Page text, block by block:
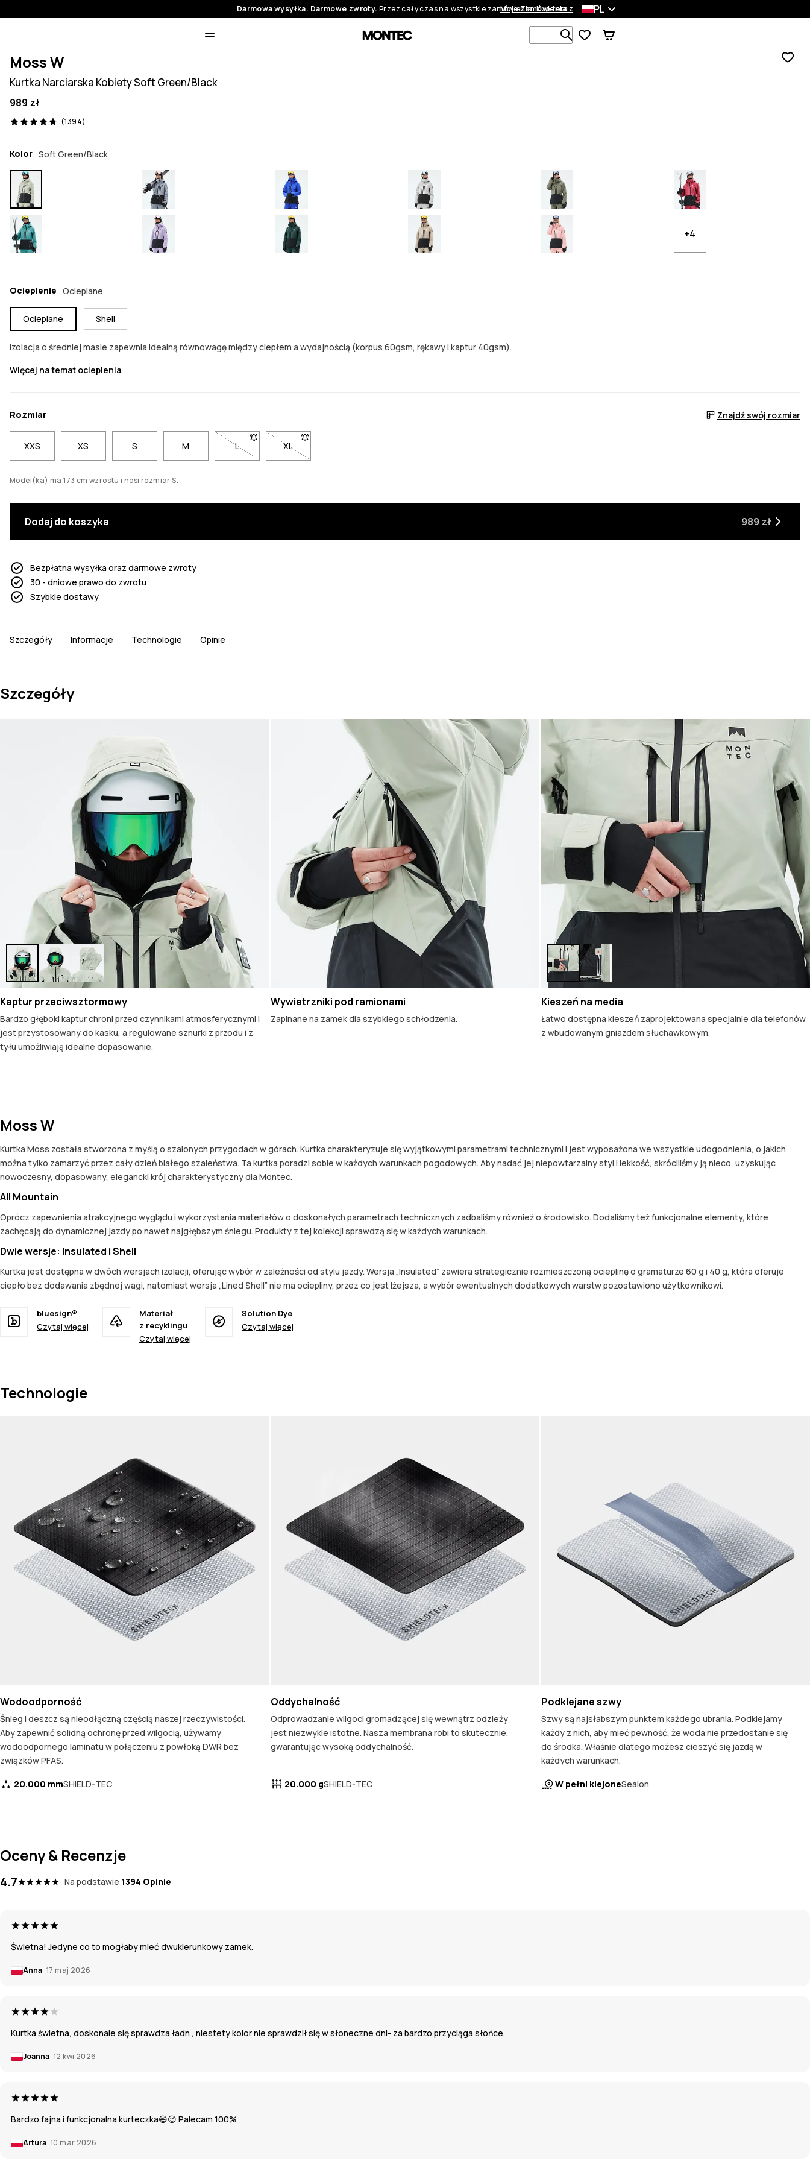
Darmowa wysyłka. Darmowe zwroty. Przez cały czas na wszystkie zamówienia.Kup teraz
Moje Zamówienia PL
Szukaj w 1 000+ produktach
Moss W
Kurtka Narciarska Kobiety Soft Green/Black
989 zł
(1394)
1394 recenzje, 4.7/5
Kolor Soft Green/Black
+4
Ocieplenie Ocieplane
Ocieplane Shell
Izolacja o średniej masie zapewnia idealną równowagę między ciepłem a wydajnością (korpus 60gsm, rękawy i kaptur 40gsm).
Więcej na temat ocieplenia
Rozmiar Znajdź swój rozmiar
XXS XS S M L- Rozmiar L niedostępny. Kliknij, aby otrzymać powiadomienie, gdy będzie z powrotem w magazynie
XL- Rozmiar XL niedostępny. Kliknij, aby otrzymać powiadomienie, gdy będzie z powrotem w magazynie
Model(ka) ma 173 cm wzrostu i nosi rozmiar S.
Dodaj do koszyka 989 zł
Bezpłatna wysyłka oraz darmowe zwroty
30 - dniowe prawo do zwrotu
Szybkie dostawy
Szczegóły Informacje Technologie Opinie
Szczegóły
Kaptur przeciwsztormowy
Bardzo głęboki kaptur chroni przed czynnikami atmosferycznymi i
jest przystosowany do kasku, a regulowane sznurki z przodu i z
tyłu umożliwiają idealne dopasowanie.
Wywietrzniki pod ramionami
Zapinane na zamek dla szybkiego schłodzenia.
Kieszeń na media
Łatwo dostępna kieszeń zaprojektowana specjalnie dla telefonów
z wbudowanym gniazdem słuchawkowym.
Moss W
Kurtka Moss została stworzona z myślą o szalonych przygodach w górach. Kurtka charakteryzuje się wyjątkowymi parametrami technicznymi i jest wyposażona we wszystkie udogodnienia, o jakich
można tylko zamarzyć przez cały dzień białego szaleństwa. Ta kurtka poradzi sobie w każdych warunkach pogodowych. Aby nadać jej niepowtarzalny styl i lekkość, skróciliśmy ją nieco, uzyskując
nowoczesny, dopasowany, elegancki krój charakterystyczny dla Montec.
All Mountain
Oprócz zapewnienia atrakcyjnego wyglądu i wykorzystania materiałów o doskonałych parametrach technicznych zadbaliśmy również o środowisko. Dodaliśmy też funkcjonalne elementy, które
zachęcają do dynamicznej jazdy po nawet najgłębszym śniegu. Produkty z tej kolekcji sprawdzą się w każdych warunkach.
Dwie wersje: Insulated i Shell
Kurtka jest dostępna w dwóch wersjach izolacji, oferując wybór w zależności od stylu jazdy. Wersja „Insulated” zawiera strategicznie rozmieszczoną ocieplinę o gramaturze 60 g i 40 g, która oferuje
ciepło bez dodawania zbędnej wagi, natomiast wersja „Lined Shell” nie ma ociepliny, przez co jest lżejsza, a wybór ewentualnych dodatkowych warstw pozostawiono użytkownikowi.
bluesign®
Czytaj więcej
Materiał
z recyklingu
Czytaj więcej
Solution Dye
Czytaj więcej
Technologie
Wodoodporność
Śnieg i deszcz są nieodłączną częścią naszej rzeczywistości.
Aby zapewnić solidną ochronę przed wilgocią, używamy
wodoodpornego laminatu w połączeniu z powłoką DWR bez
związków PFAS.
20.000 mmSHIELD-TEC
Oddychalność
Odprowadzanie wilgoci gromadzącej się wewnątrz odzieży
jest niezwykle istotne. Nasza membrana robi to skutecznie,
gwarantując wysoką oddychalność.
20.000 gSHIELD-TEC
Podklejane szwy
Szwy są najsłabszym punktem każdego ubrania. Podklejamy
każdy z nich, aby mieć pewność, że woda nie przedostanie się
do środka. Właśnie dlatego możesz cieszyć się jazdą w
każdych warunkach.
W pełni klejoneSealon
Oceny & Recenzje
4.7 Na podstawie 1394 Opinie
Świetna! Jedyne co to mogłaby mieć dwukierunkowy zamek.
Anna 17 maj 2026
Kurtka świetna, doskonale się sprawdza ładn , niestety kolor nie sprawdził się w słoneczne dni- za bardzo przyciąga słońce.
Joanna 12 kwi 2026
Bardzo fajna i funkcjonalna kurteczka😄😉 Palecam 100%
Artura 10 mar 2026